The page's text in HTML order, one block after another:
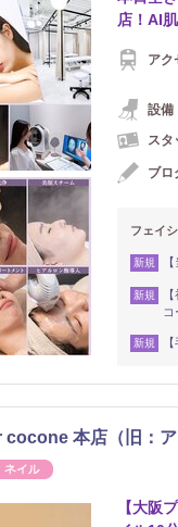
店！AI
アク
設備
スタ
ブロ
フェイ
新規
新規
コ
新規
本店（旧：
テ
【大阪